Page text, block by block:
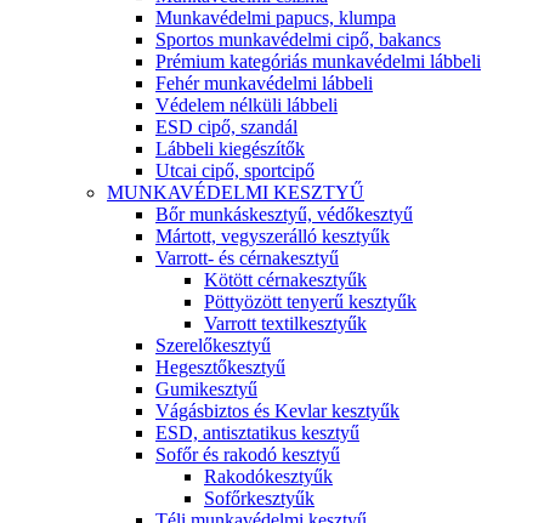
Munkavédelmi papucs, klumpa
Sportos munkavédelmi cipő, bakancs
Prémium kategóriás munkavédelmi lábbeli
Fehér munkavédelmi lábbeli
Védelem nélküli lábbeli
ESD cipő, szandál
Lábbeli kiegészítők
Utcai cipő, sportcipő
MUNKAVÉDELMI KESZTYŰ
Bőr munkáskesztyű, védőkesztyű
Mártott, vegyszerálló kesztyűk
Varrott- és cérnakesztyű
Kötött cérnakesztyűk
Pöttyözött tenyerű kesztyűk
Varrott textilkesztyűk
Szerelőkesztyű
Hegesztőkesztyű
Gumikesztyű
Vágásbiztos és Kevlar kesztyűk
ESD, antisztatikus kesztyű
Sofőr és rakodó kesztyű
Rakodókesztyűk
Sofőrkesztyűk